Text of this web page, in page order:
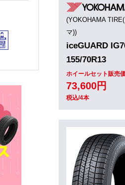
(YOKOHAMA
マ))
iceGUARD
155/70R13
ホイールセット販売
73,600円
税込/4本